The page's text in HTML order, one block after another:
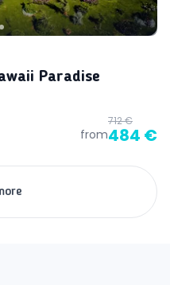
Paradise
from
712 €
484 €